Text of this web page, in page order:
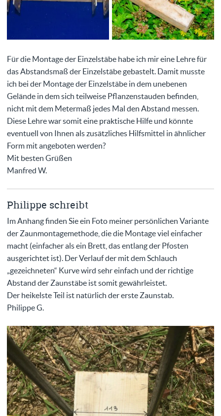
Für die Montage der Einzelstäbe habe ich mir eine Lehre für
das Abstandsmaß der Einzelstäbe gebastelt. Damit musste
ich bei der Montage der Einzelstäbe in dem unebenen
Gelände in dem sich teilweise Pflanzenstauden befinden,
nicht mit dem Metermaß jedes Mal den Abstand messen.
Diese Lehre war somit eine praktische Hilfe und könnte
eventuell von Ihnen als zusätzliches Hilfsmittel in ähnlicher
Form mit angeboten werden?
Mit besten Grüßen
Manfred W.
Philippe schreibt
Im Anhang finden Sie ein Foto meiner persönlichen Variante
der Zaunmontagemethode, die die Montage viel einfacher
macht (einfacher als ein Brett, das entlang der Pfosten
ausgerichtet ist). Der Verlauf der mit dem Schlauch
„gezeichneten“ Kurve wird sehr einfach und der richtige
Abstand der Zaunstäbe ist somit gewährleistet.
Der heikelste Teil ist natürlich der erste Zaunstab.
Philippe G.